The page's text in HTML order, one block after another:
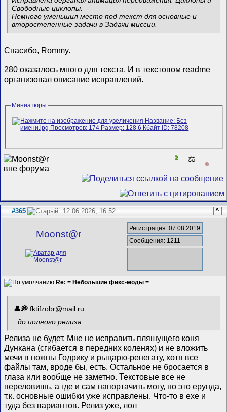
Свободные циклопы.
Немного уменьшил место под текст для основные и
второстепенные задачи в Задачи миссии.
Спасибо, Rommy.
280 оказалось много для текста. И в текстовом readme
организовал описание исправлений.
Миниатюры
2 ⚖️
0
#365 12.06.2026, 16:52 ^
Mооnst@r
Регистрация: 07.08.2019
Сообщения: 1211
Re: = Небольшие фикс-моды =
fktifzobr@mail.ru
...до полного релиза
Релиза не будет. Мне не исправить пляшущего коня
Дункана (сгибается в передних коленях) и не вложить
мечи в ножны Годрику и рыцарю-ренегату, хотя все
файлы там, вроде бы, есть. Остальное не бросается в
глаза или вообще не заметно. Текстовые все не
переловишь, а где и сам напортачить могу, но это ерунда,
т.к. основные ошибки уже исправлены. Что-то в exe и
туда без вариантов. Релиз уже, лол